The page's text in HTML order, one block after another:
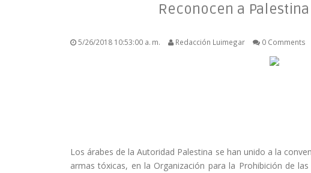
Reconocen a
5/26/2018 10:53:00 a. m. Redacción Luimegar 0 Comments
Los árabes de la Autoridad Palestina se han unido a la
armas tóxicas, en la Organización para la Prohibición de